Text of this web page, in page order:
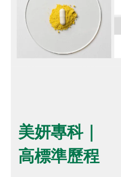
美妍專科｜
高標準歷程